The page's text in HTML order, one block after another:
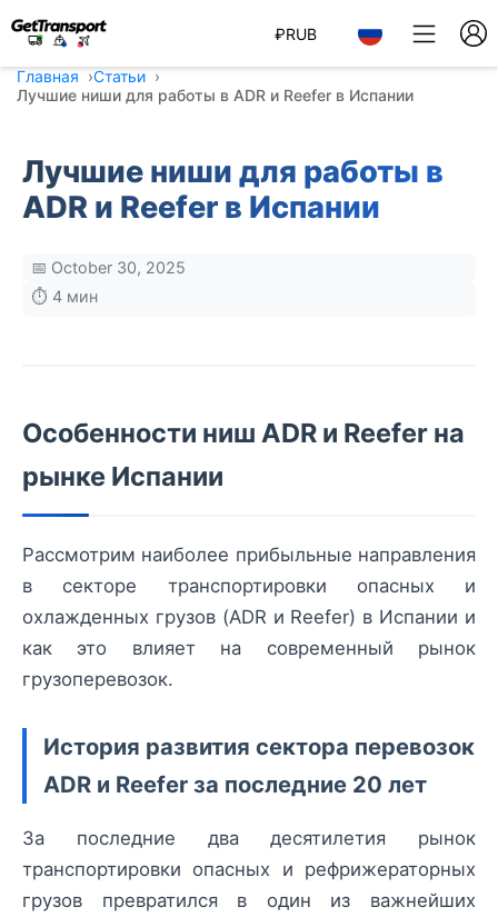
₽RUB
Главная
Статьи
Лучшие ниши для работы в ADR и Reefer в Испании
Лучшие ниши для работы в
ADR и Reefer в Испании
📅 October 30, 2025
⏱️ 4 мин
Особенности ниш ADR и Reefer на
рынке Испании
Рассмотрим наиболее прибыльные направления
в секторе транспортировки опасных и
охлажденных грузов (ADR и Reefer) в Испании и
как это влияет на современный рынок
грузоперевозок.
История развития сектора перевозок
ADR и Reefer за последние 20 лет
За последние два десятилетия рынок
транспортировки опасных и рефрижераторных
грузов превратился в один из важнейших